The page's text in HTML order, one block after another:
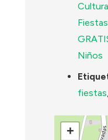
Cultura
Niños
fiestas
+